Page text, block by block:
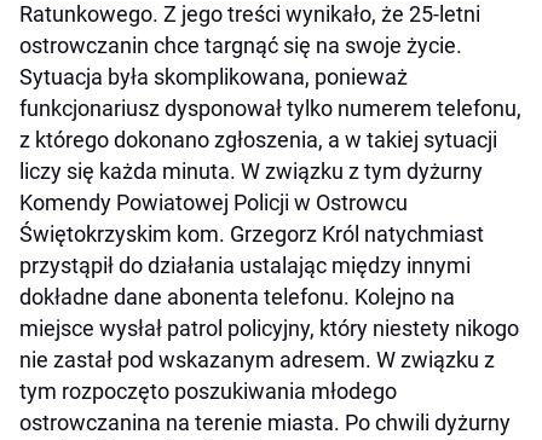
Ratunkowego. Z jego treści wynikało, że 25-letni
ostrowczanin chce targnąć się na swoje życie.
Sytuacja była skomplikowana, ponieważ
funkcjonariusz dysponował tylko numerem telefonu,
z którego dokonano zgłoszenia, a w takiej sytuacji
liczy się każda minuta. W związku z tym dyżurny
Komendy Powiatowej Policji w Ostrowcu
Świętokrzyskim kom. Grzegorz Król natychmiast
przystąpił do działania ustalając między innymi
dokładne dane abonenta telefonu. Kolejno na
miejsce wysłał patrol policyjny, który niestety nikogo
nie zastał pod wskazanym adresem. W związku z
tym rozpoczęto poszukiwania młodego
ostrowczanina na terenie miasta. Po chwili dyżurny